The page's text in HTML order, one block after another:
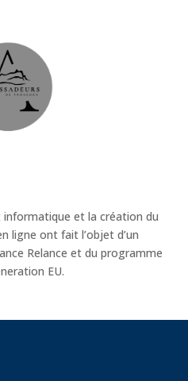
informatique et la création du
ligne ont fait l’objet d’un
Relance et du programme
EU.